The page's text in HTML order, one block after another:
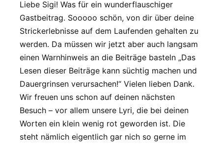
Liebe Sigi! Was für ein wunderflauschiger
Gastbeitrag. Sooooo schön, von dir über deine
Strickerlebnisse auf dem Laufenden gehalten zu
werden. Da müssen wir jetzt aber auch langsam
einen Warnhinweis an die Beiträge basteln „Das
Lesen dieser Beiträge kann süchtig machen und
Dauergrinsen verursachen!“ Vielen lieben Dank.
Wir freuen uns schon auf deinen nächsten
Besuch – vor allem unsere Lyri, die bei deinen
Worten ein klein wenig rot geworden ist. Die
steht nämlich eigentlich gar nich so gerne im